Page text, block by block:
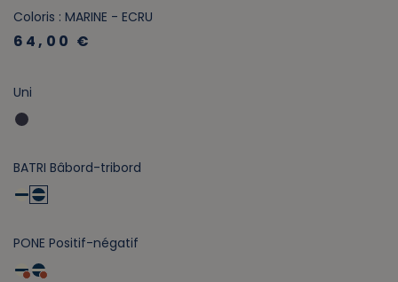
Coloris : MARINE - ECRU
64,00 €
Uni
BATRI Bâbord-tribord
PONE Positif-négatif